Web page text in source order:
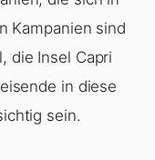
Kampanien sind
die Insel Capri
in diese
sein.